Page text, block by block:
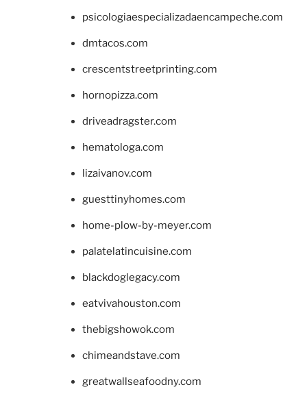
psicologiaespecializadaencampeche.com
dmtacos.com
crescentstreetprinting.com
hornopizza.com
driveadragster.com
hematologa.com
lizaivanov.com
guesttinyhomes.com
home-plow-by-meyer.com
palatelatincuisine.com
blackdoglegacy.com
eatvivahouston.com
thebigshowok.com
chimeandstave.com
greatwallseafoodny.com